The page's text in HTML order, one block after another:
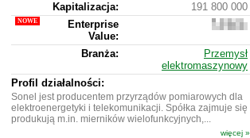
Kapitalizacja:
191 800 000
Enterprise
Value:
000
Branża:
Przemysł
elektromaszynowy
Profil działalności:
Sonel jest producentem przyrządów pomiarowych dla
elektroenergetyki i telekomunikacji. Spółka zajmuje się
produkują m.in. mierników wielofunkcyjnych,...
więcej »